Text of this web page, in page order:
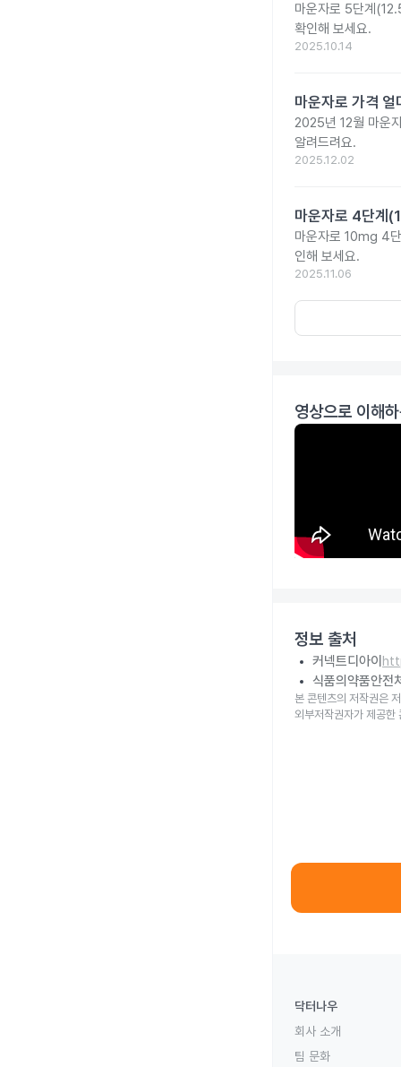
마운자로 5단계
확인해 보세요.
2025.10.14
마운자로 가격
2025년 12월 마운
알려드려요.
2025.12.02
마운자로 4단계
마운자로 10mg 4
인해 보세요.
2025.11.06
영상으로 이해
정보 출처
커넥트디아이
식품의약품안전
본 콘텐츠의 저작권은
외부저작권자가 제공한
닥터나우
회사 소개
팀 문화